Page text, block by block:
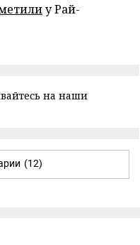
у Рай-
на наши
(12)